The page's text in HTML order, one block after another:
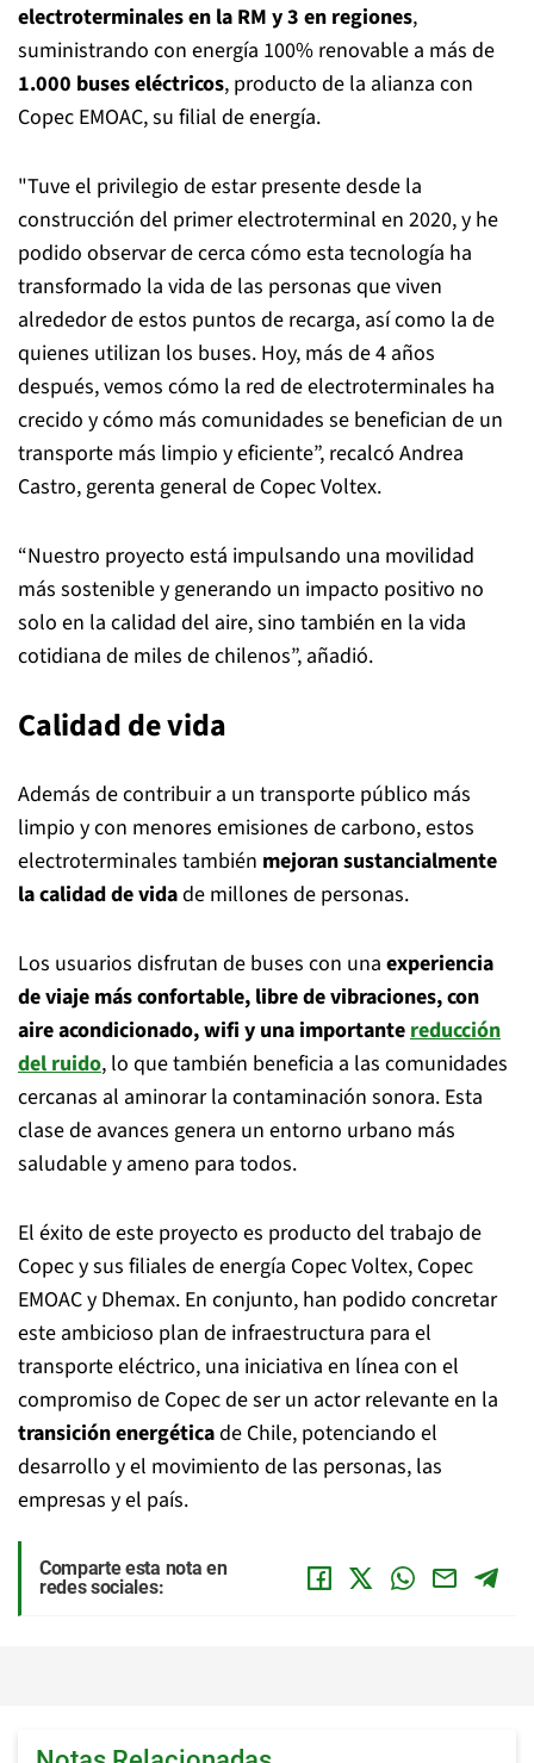
electroterminales en la RM y 3 en regiones,
suministrando con energía 100% renovable a más de
1.000 buses eléctricos, producto de la alianza con
Copec EMOAC, su filial de energía.
"Tuve el privilegio de estar presente desde la
construcción del primer electroterminal en 2020, y he
podido observar de cerca cómo esta tecnología ha
transformado la vida de las personas que viven
alrededor de estos puntos de recarga, así como la de
quienes utilizan los buses. Hoy, más de 4 años
después, vemos cómo la red de electroterminales ha
crecido y cómo más comunidades se benefician de un
transporte más limpio y eficiente”, recalcó Andrea
Castro, gerenta general de Copec Voltex.
“Nuestro proyecto está impulsando una movilidad
más sostenible y generando un impacto positivo no
solo en la calidad del aire, sino también en la vida
cotidiana de miles de chilenos”, añadió.
Calidad de vida
Además de contribuir a un transporte público más
limpio y con menores emisiones de carbono, estos
electroterminales también mejoran sustancialmente
la calidad de vidade millones de personas.
Los usuarios disfrutan de buses con una experiencia
de viaje más confortable, libre de vibraciones, con
aire acondicionado, wifi y una importantereducción
del ruido, lo que también beneficia a las comunidades
cercanas al aminorar la contaminación sonora. Esta
clase de avances genera un entorno urbano más
saludable y ameno para todos.
El éxito de este proyecto es producto del trabajo de
Copec y sus filiales de energía Copec Voltex, Copec
EMOAC y Dhemax. En conjunto, han podido concretar
este ambicioso plan de infraestructura para el
transporte eléctrico, una iniciativa en línea con el
compromiso de Copec de ser un actor relevante en la
transición energéticade Chile, potenciando el
desarrollo y el movimiento de las personas, las
empresas y el país.
Comparte esta nota en
redes sociales: